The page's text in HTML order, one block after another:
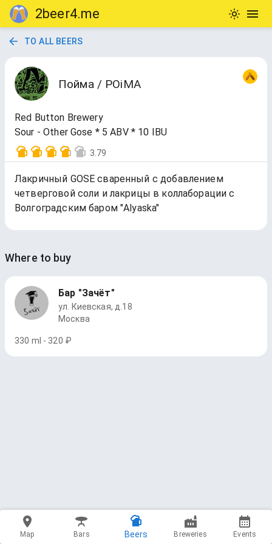
2beer4.me
TO ALL BEERS
Пойма / POiMA
Red Button Brewery
Sour - Other Gose * 5 ABV * 10 IBU
3.79
Лакричный GOSE сваренный с добавлением
четверговой соли и лакрицы в коллаборации с
Волгоградским баром "Alyaska"
Where to buy
Бар "Зачёт"
ул. Киевская, д.18
Москва
330 ml - 320 ₽
Map Bars Beers Breweries Events